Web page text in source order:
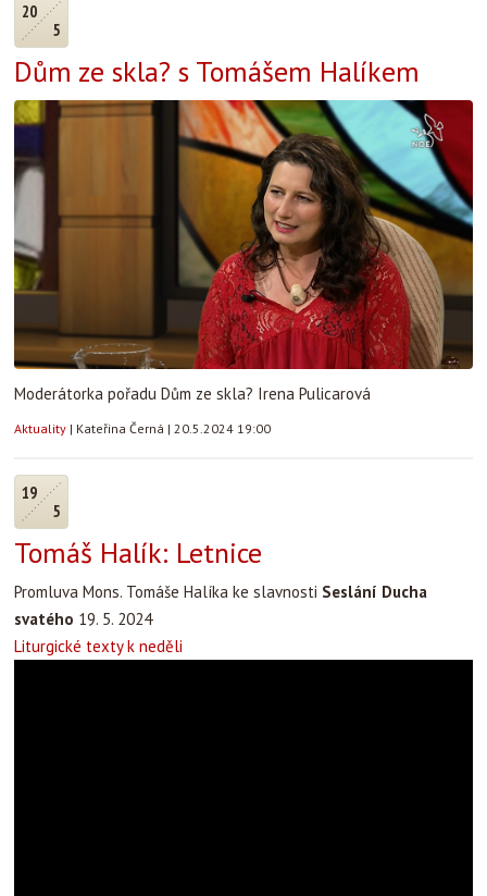
20
5
Dům ze skla? s Tomášem Halíkem
Moderátorka pořadu Dům ze skla? Irena Pulicarová
Aktuality | Kateřina Černá | 20.5.2024 19:00
19
5
Tomáš Halík: Letnice
Promluva Mons. Tomáše Halíka ke slavnosti Seslání Ducha
svatého 19. 5. 2024
Liturgické texty k neděli